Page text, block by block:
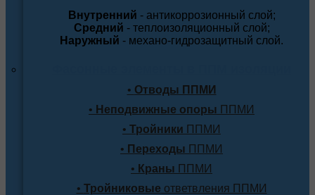
Внутренний - антикоррозионный слой;
Средний - теплоизоляционный слой;
Наружный - механо-гидрозащитный слой.
• Отводы ППМИ
• Неподвижные опоры ППМИ
• Тройники ППМИ
• Переходы ППМИ
• Краны ППМИ
• Тройниковые ответвления ППМИ